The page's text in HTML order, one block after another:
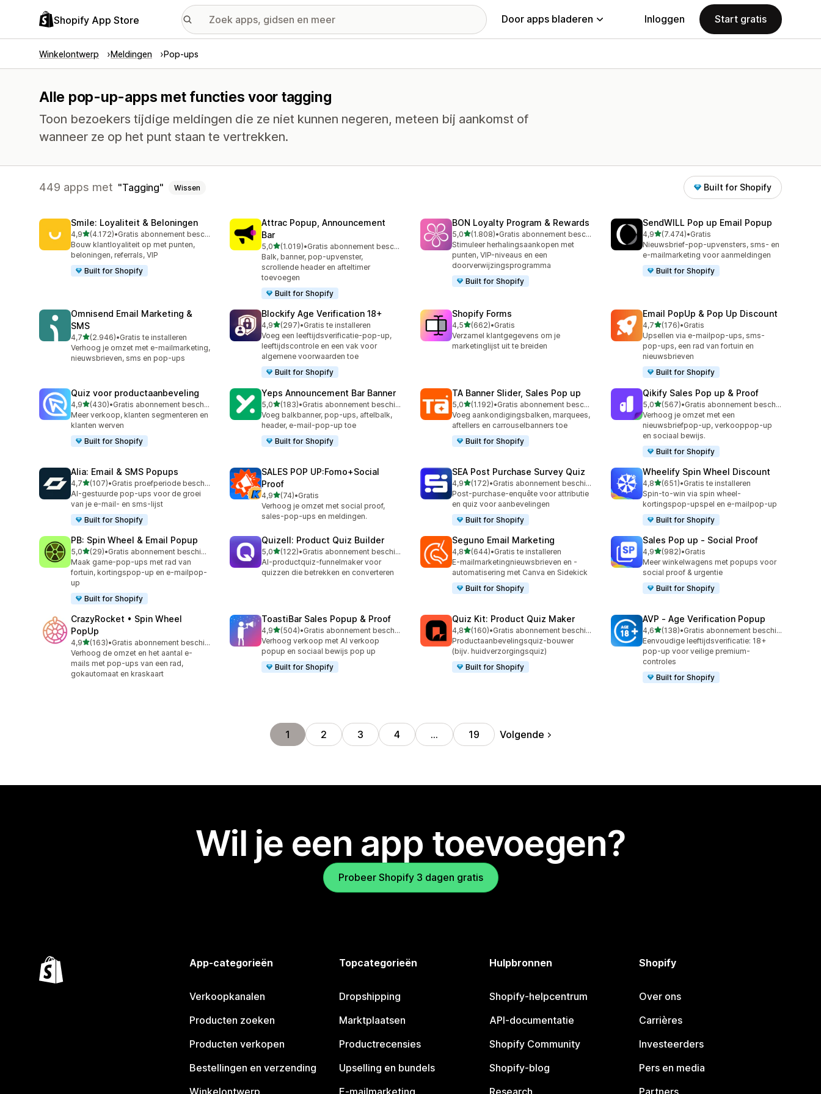
Shopify App Store Door apps bladeren Inloggen Start gratis
Winkelontwerp Meldingen Pop-ups
Alle pop-up-apps met functies voor tagging
Toon bezoekers tijdige meldingen die ze niet kunnen negeren, meteen bij aankomst of
wanneer ze op het punt staan te vertrekken.
449 apps met Tagging Wissen Built for Shopify
Smile: Loyaliteit & Beloningen
4,9van 5 sterren
(4.172)
4172 recensies in totaal
•
Gratis abonnement beschikbaar
Bouw klantloyaliteit op met punten,
beloningen, referrals, VIP
Built for Shopify
Attrac Popup, Announcement
Bar
5,0van 5 sterren
(1.019)
1019 recensies in totaal
•
Gratis abonnement beschikbaar
Balk, banner, pop-upvenster,
scrollende header en afteltimer
toevoegen
Built for Shopify
BON Loyalty Program & Rewards
5,0van 5 sterren
(1.808)
1808 recensies in totaal
•
Gratis abonnement beschikbaar
Stimuleer herhalingsaankopen met
punten, VIP-niveaus en een
doorverwijzingsprogramma
Built for Shopify
SendWILL Pop up Email Popup
4,9van 5 sterren
(7.474)
7474 recensies in totaal
•Gratis
Nieuwsbrief-pop-upvensters, sms- en
e-mailmarketing voor aanmeldingen
Built for Shopify
Omnisend Email Marketing &
SMS
4,7van 5 sterren
(2.946)
2946 recensies in totaal
•Gratis te installeren
Verhoog je omzet met e-mailmarketing,
nieuwsbrieven, sms en pop-ups
Blockify Age Verification 18+
4,9van 5 sterren
(297)
297 recensies in totaal
•Gratis te installeren
Voeg een leeftijdsverificatie-pop-up,
leeftijdscontrole en een vak voor
algemene voorwaarden toe
Built for Shopify
Shopify Forms
4,5van 5 sterren
(662)
662 recensies in totaal
•Gratis
Verzamel klantgegevens om je
marketinglijst uit te breiden
Email PopUp & Pop Up Discount
4,7van 5 sterren
(176)
176 recensies in totaal
•Gratis
Upsellen via e-mailpop-ups, sms-
pop-ups, een rad van fortuin en
nieuwsbrieven
Built for Shopify
Quiz voor productaanbeveling
4,9van 5 sterren
(430)
430 recensies in totaal
•
Gratis abonnement beschikbaar
Meer verkoop, klanten segmenteren en
klanten werven
Built for Shopify
Yeps Announcement Bar Banner
5,0van 5 sterren
(183)
183 recensies in totaal
•
Gratis abonnement beschikbaar
Voeg balkbanner, pop-ups, aftelbalk,
header, e-mail-pop-up toe
Built for Shopify
TA Banner Slider, Sales Pop up
5,0van 5 sterren
(1.192)
1192 recensies in totaal
•
Gratis abonnement beschikbaar
Voeg aankondigingsbalken, marquees,
aftellers en carrouselbanners toe
Built for Shopify
Qikify Sales Pop up & Proof
5,0van 5 sterren
(567)
567 recensies in totaal
•
Gratis abonnement beschikbaar
Verhoog je omzet met een
nieuwsbriefpop-up, verkooppop-up
en sociaal bewijs.
Built for Shopify
Alia: Email & SMS Popups
4,7van 5 sterren
(107)
107 recensies in totaal
•
Gratis proefperiode beschikbaar
AI-gestuurde pop-ups voor de groei
van je e-mail- en sms-lijst
Built for Shopify
SALES POP UP:Fomo+Social
Proof
4,9van 5 sterren
(74)
74 recensies in totaal
•Gratis
Verhoog je omzet met social proof,
sales-pop-ups en meldingen.
SEA Post Purchase Survey Quiz
4,9van 5 sterren
(172)
172 recensies in totaal
•
Gratis abonnement beschikbaar
Post-purchase-enquête voor attributie
en quiz voor aanbevelingen
Built for Shopify
Wheelify Spin Wheel Discount
4,8van 5 sterren
(651)
651 recensies in totaal
•Gratis te installeren
Spin-to-win via spin wheel-
kortingspop-upspel en e-mailpop-up
Built for Shopify
PB: Spin Wheel & Email Popup
5,0van 5 sterren
(29)
29 recensies in totaal
•
Gratis abonnement beschikbaar
Maak game-pop-ups met rad van
fortuin, kortingspop-up en e-mailpop-
up
Built for Shopify
Quizell: Product Quiz Builder
5,0van 5 sterren
(122)
122 recensies in totaal
•
Gratis abonnement beschikbaar
AI-productquiz-funnelmaker voor
quizzen die betrekken en converteren
Seguno Email Marketing
4,8van 5 sterren
(644)
644 recensies in totaal
•Gratis te installeren
E-mailmarketingnieuwsbrieven en -
automatisering met Canva en Sidekick
Built for Shopify
Sales Pop up ‑ Social Proof
4,9van 5 sterren
(982)
982 recensies in totaal
•Gratis
Meer winkelwagens met popups voor
social proof & urgentie
Built for Shopify
CrazyRocket • Spin Wheel
PopUp
4,9van 5 sterren
(163)
163 recensies in totaal
•
Gratis abonnement beschikbaar
Verhoog de omzet en het aantal e-
mails met pop-ups van een rad,
gokautomaat en kraskaart
ToastiBar Sales Popup & Proof
4,9van 5 sterren
(504)
504 recensies in totaal
•
Gratis abonnement beschikbaar
Verhoog verkoop met AI verkoop
popup en sociaal bewijs pop up
Built for Shopify
Quiz Kit: Product Quiz Maker
4,8van 5 sterren
(160)
160 recensies in totaal
•
Gratis abonnement beschikbaar
Productaanbevelingsquiz-bouwer
(bijv. huidverzorgingsquiz)
Built for Shopify
AVP ‑ Age Verification Popup
4,6van 5 sterren
(138)
138 recensies in totaal
•
Gratis abonnement beschikbaar
Eenvoudige leeftijdsverificatie: 18+
pop-up voor veilige premium-
controles
Built for Shopify
1 2 3 4 … 19 Volgende
Wil je een app toevoegen?
Probeer Shopify 3 dagen gratis
App-categorieën
Verkoopkanalen
Producten zoeken
Producten verkopen
Bestellingen en verzending
Topcategorieën
Dropshipping
Marktplaatsen
Productrecensies
Upselling en bundels
Hulpbronnen
Shopify-helpcentrum
API-documentatie
Shopify Community
Shopify-blog
Shopify
Over ons
Carrières
Investeerders
Pers en media